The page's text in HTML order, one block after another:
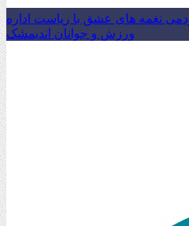
نغمه های عشق با ریاست اداره
ورزش و جوانان اندیمشک